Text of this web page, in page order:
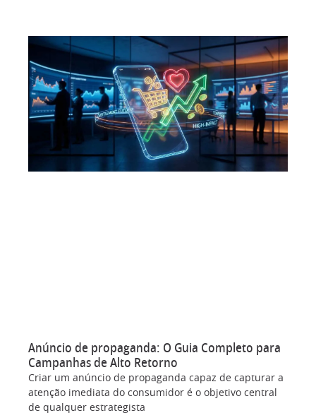
Anúncio de propaganda: O Guia Completo para
Campanhas de Alto Retorno
Criar um anúncio de propaganda capaz de capturar a
atenção imediata do consumidor é o objetivo central
de qualquer estrategista